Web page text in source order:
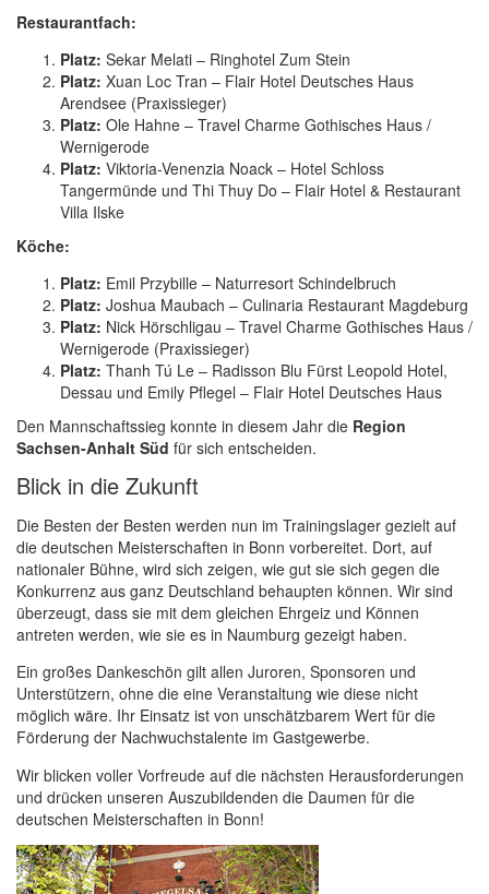
Restaurantfach:
Platz: Sekar Melati – Ringhotel Zum Stein
Platz: Xuan Loc Tran – Flair Hotel Deutsches Haus
Arendsee (Praxissieger)
Platz: Ole Hahne – Travel Charme Gothisches Haus /
Wernigerode
Platz: Viktoria-Venenzia Noack – Hotel Schloss
Tangermünde und Thi Thuy Do – Flair Hotel & Restaurant
Villa Ilske
Köche:
Platz: Emil Przybille – Naturresort Schindelbruch
Platz: Joshua Maubach – Culinaria Restaurant Magdeburg
Platz: Nick Hörschligau – Travel Charme Gothisches Haus /
Wernigerode (Praxissieger)
Platz: Thanh Tú Le – Radisson Blu Fürst Leopold Hotel,
Dessau und Emily Pflegel – Flair Hotel Deutsches Haus
Den Mannschaftssieg konnte in diesem Jahr die Region
Sachsen-Anhalt Süd für sich entscheiden.
Blick in die Zukunft
Die Besten der Besten werden nun im Trainingslager gezielt auf
die deutschen Meisterschaften in Bonn vorbereitet. Dort, auf
nationaler Bühne, wird sich zeigen, wie gut sie sich gegen die
Konkurrenz aus ganz Deutschland behaupten können. Wir sind
überzeugt, dass sie mit dem gleichen Ehrgeiz und Können
antreten werden, wie sie es in Naumburg gezeigt haben.
Ein großes Dankeschön gilt allen Juroren, Sponsoren und
Unterstützern, ohne die eine Veranstaltung wie diese nicht
möglich wäre. Ihr Einsatz ist von unschätzbarem Wert für die
Förderung der Nachwuchstalente im Gastgewerbe.
Wir blicken voller Vorfreude auf die nächsten Herausforderungen
und drücken unseren Auszubildenden die Daumen für die
deutschen Meisterschaften in Bonn!